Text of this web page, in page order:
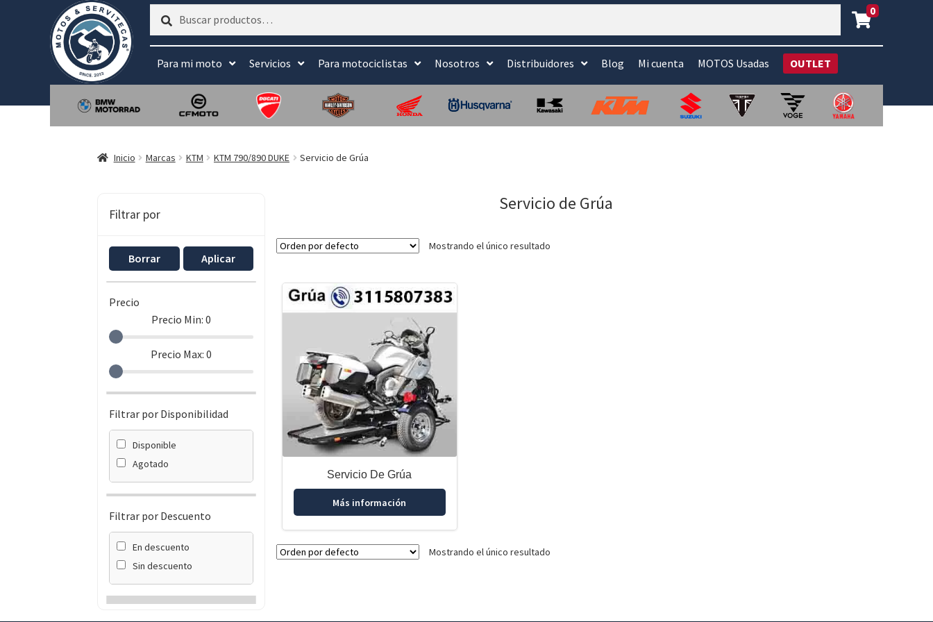
Buscar
Buscar 0
Para mi moto Servicios Para motociclistas Nosotros Distribuidores Blog Mi cuenta MOTOS Usadas OUTLET
Inicio Marcas KTM KTM 790/890 DUKE Servicio de Grúa
Filtrar por
Borrar Aplicar
Precio
Precio Min:0
Precio Max:0
Filtrar por Disponibilidad
Disponible
Agotado
Filtrar por Descuento
En descuento
Sin descuento
Servicio de Grúa
Mostrando el único resultado
Servicio De Grúa
Más información
Mostrando el único resultado